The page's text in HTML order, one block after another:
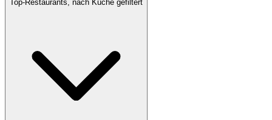
Top-Restaurants, nach Küche gefiltert